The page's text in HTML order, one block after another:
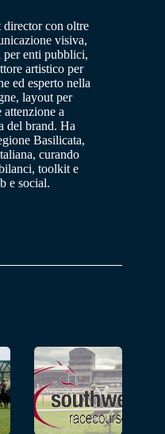
con oltre
visiva,
per enti pubblici,
artistico per
ed esperto nella
layout per
a
del brand. Ha
Basilicata,
curando
toolkit e
e social.